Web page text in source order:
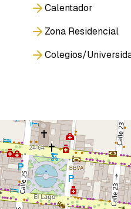
Calentador
Zona Residencial
Colegios/